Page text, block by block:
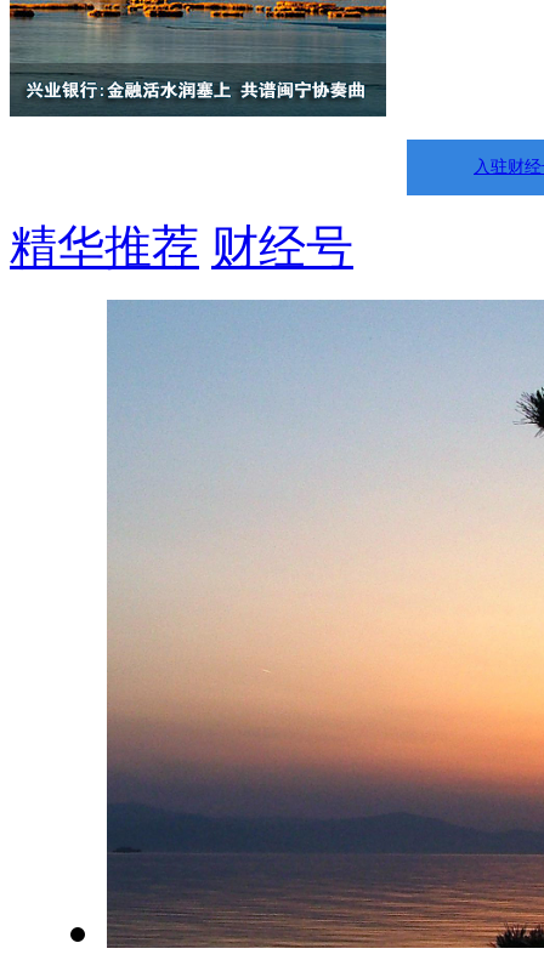
入驻财
精华推荐 财经号